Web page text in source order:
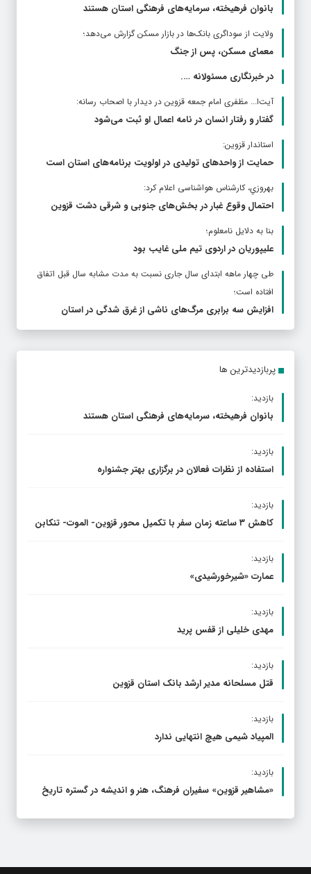
بانوان فرهیخته، سرمایه‌های فرهنگی استان هستند
ولایت از سوداگری بانک‌ها در بازار مسکن گزارش می‌دهد؛
معمای مسکن، پس از جنگ
در خبرنگاری مسئولانه ….
آیت‌ا... مظفری امام جمعه قزوین در دیدار با اصحاب رسانه:
گفتار و رفتار انسان در نامه اعمال او ثبت می‌شود
استاندار قزوین:
حمایت از واحدهای تولیدی در اولویت برنامه‌های استان است
بهروزي، کارشناس هواشناسی اعلام کرد:
احتمال وقوع غبار در بخش‌های جنوبی و شرقی دشت قزوین
بنا به دلایل نامعلوم؛
علیپوریان در اردوی تیم ملی غایب بود
طی چهار ماهه ابتدای سال جاری نسبت به مدت مشابه سال قبل اتفاق
افتاده است؛
افزایش سه برابری مرگ‌های ناشی از غرق شدگی در استان
پربازدیدترین ها
بازدید:
بانوان فرهیخته، سرمایه‌های فرهنگی استان هستند
بازدید:
استفاده از نظرات فعالان در برگزاری بهتر جشنواره
بازدید:
کاهش ۳ ساعته زمان سفر با تکمیل محور قزوین- الموت- تنکابن
بازدید:
عمارت «شیرخورشیدی»
بازدید:
مهدی خلیلی از قفس پرید
بازدید:
قتل مسلحانه مدیر ارشد بانک استان قزوین
بازدید:
المپیاد شیمی هیچ انتهایی ندارد
بازدید:
«مشاهیر قزوین» سفیران فرهنگ، هنر و اندیشه در گستره تاریخ